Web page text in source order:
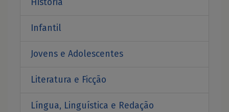
História
Infantil
Jovens e Adolescentes
Literatura e Ficção
Língua, Linguística e Redação